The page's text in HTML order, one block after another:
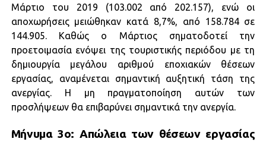
Μάρτιο του 2019 (103.002 από 202.157), ενώ οι
αποχωρήσεις μειώθηκαν κατά 8,7%, από 158.784 σε
144.905. Καθώς ο Μάρτιος σηματοδοτεί την
προετοιμασία ενόψει της τουριστικής περιόδου με τη
δημιουργία μεγάλου αριθμού εποχιακών θέσεων
εργασίας, αναμένεται σημαντική αυξητική τάση της
ανεργίας. Η μη πραγματοποίηση αυτών των
προσλήψεων θα επιβαρύνει σημαντικά την ανεργία.
Μήνυμα 3ο: Απώλεια των θέσεων εργασίας